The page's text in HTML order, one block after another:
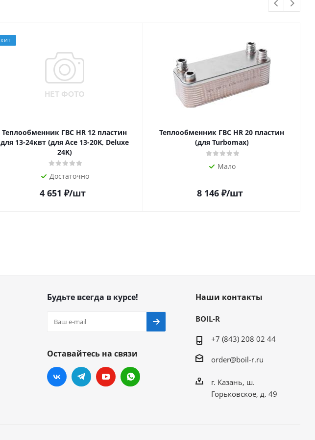
ХИТ
Теплообменник ГВС HR 12 пластин
для 13-24квт (для Ace 13-20K, Deluxe
24K)
Достаточно
4 651 ₽/шт
Теплообменник ГВС HR 20 пластин
(для Turbomax)
Мало
8 146 ₽/шт
Будьте всегда в курсе!
Оставайтесь на связи
Наши контакты
BOIL-R
+7 (843) 208 02 44
order@boil-r.ru
г. Казань, ш.
Горьковское, д. 49